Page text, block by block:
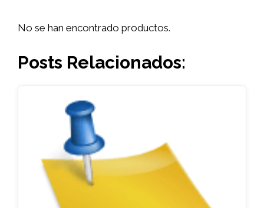
No se han encontrado productos.
Posts Relacionados: